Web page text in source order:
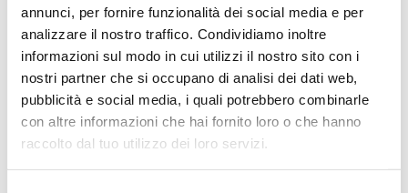
annunci, per fornire funzionalità dei social media e per
analizzare il nostro traffico. Condividiamo inoltre
informazioni sul modo in cui utilizzi il nostro sito con i
nostri partner che si occupano di analisi dei dati web,
pubblicità e social media, i quali potrebbero combinarle
con altre informazioni che hai fornito loro o che hanno
raccolto dal tuo utilizzo dei loro servizi.
Hai avuto un’esperienza in questa
struttura e desideri inviarci un tuo
feedback?
La tua opinione è fondamentale per noi! Scrivi una
recensione per contribuire al continuo miglioramento dei